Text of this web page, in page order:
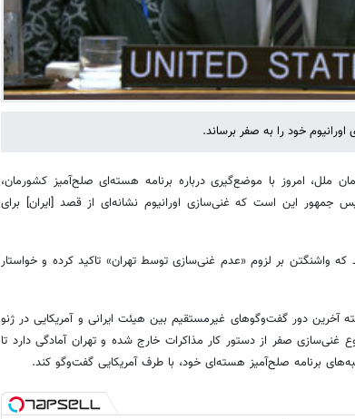
خود را به صفر برساند.
ملل، امروز با موضع‌گیری درباره برنامه هسته‌ای صلح‌آمیز کشورمان،
جمهور این است که غنی‌سازی اورانیوم نشانه‌ای از قصد [ایران] برای
واشنگتن بر لزوم «عدم غنی‌سازی توسط تهران» تاکید کرده و خواستار
آخرین دور گفت‌وگوهای غیرمستقیم بین هیئت ایرانی و آمریکایی در ژنو
غنی‌سازی صفر از دستور کار مذاکرات خارج شده و تهران آمادگی دارد تا